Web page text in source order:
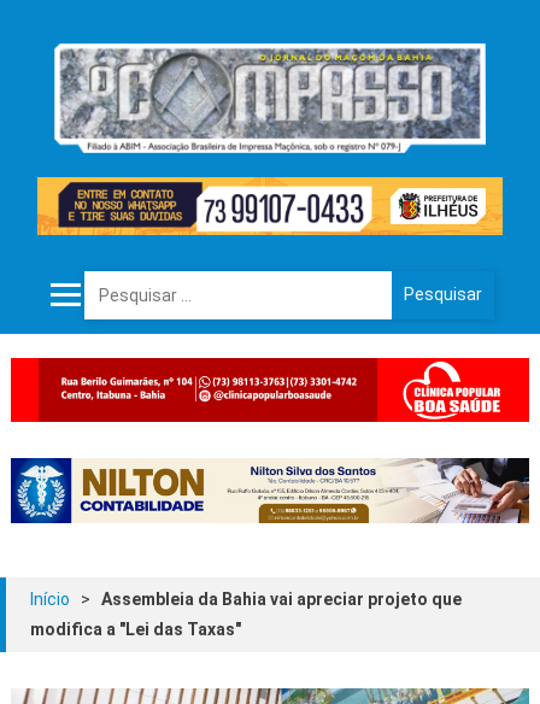
Pesquisar por:
Início >
Assembleia da Bahia vai apreciar projeto que
modifica a "Lei das Taxas"